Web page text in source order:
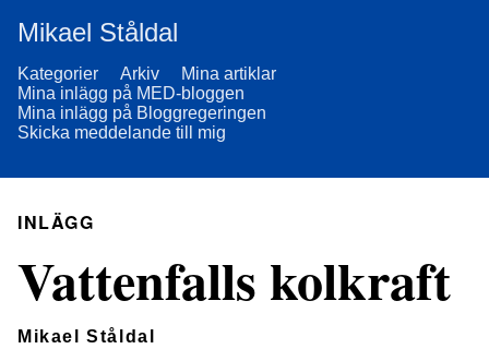
Mikael Ståldal
Kategorier Arkiv
Mina artiklar
Mina inlägg på MED-bloggen
Mina inlägg på Bloggregeringen
Skicka meddelande till mig
INLÄGG
Vattenfalls kolkraft
Mikael Ståldal